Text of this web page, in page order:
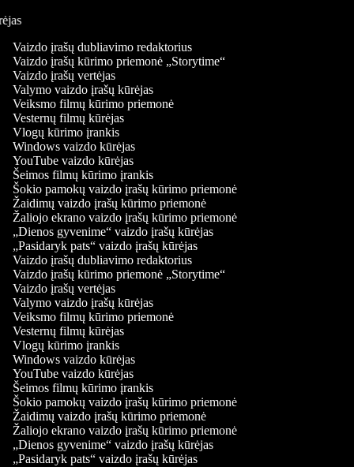
Vaizdo įrašų dubliavimo redaktorius
Vaizdo įrašų kūrimo priemonė „Storytime“
Vaizdo įrašų vertėjas
Valymo vaizdo įrašų kūrėjas
Veiksmo filmų kūrimo priemonė
Vesternų filmų kūrėjas
Vlogų kūrimo įrankis
Windows vaizdo kūrėjas
YouTube vaizdo kūrėjas
Šeimos filmų kūrimo įrankis
Šokio pamokų vaizdo įrašų kūrimo priemonė
Žaidimų vaizdo įrašų kūrimo priemonė
Žaliojo ekrano vaizdo įrašų kūrimo priemonė
„Dienos gyvenime“ vaizdo įrašų kūrėjas
„Pasidaryk pats“ vaizdo įrašų kūrėjas
Vaizdo įrašų dubliavimo redaktorius
Vaizdo įrašų kūrimo priemonė „Storytime“
Vaizdo įrašų vertėjas
Valymo vaizdo įrašų kūrėjas
Veiksmo filmų kūrimo priemonė
Vesternų filmų kūrėjas
Vlogų kūrimo įrankis
Windows vaizdo kūrėjas
YouTube vaizdo kūrėjas
Šeimos filmų kūrimo įrankis
Šokio pamokų vaizdo įrašų kūrimo priemonė
Žaidimų vaizdo įrašų kūrimo priemonė
Žaliojo ekrano vaizdo įrašų kūrimo priemonė
„Dienos gyvenime“ vaizdo įrašų kūrėjas
„Pasidaryk pats“ vaizdo įrašų kūrėjas